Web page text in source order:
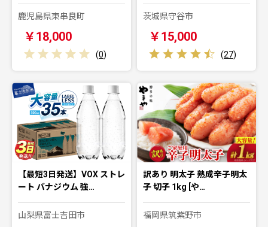
鹿児島県東串良町
￥18,000
(0)
茨城県守谷市
￥15,000
(27)
【最短3日発送】VOX ストレ
ート バナジウム 強…
山梨県富士吉田市
訳あり 明太子 熟成辛子明太
子 切子 1kg [や…
福岡県筑紫野市